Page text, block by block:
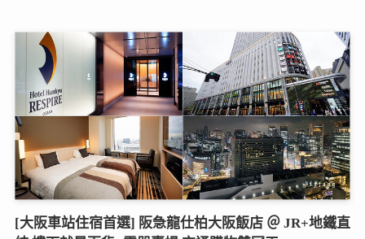
[大阪車站住宿首選] 阪急龍仕柏大阪飯店 ＠ JR+地鐵直